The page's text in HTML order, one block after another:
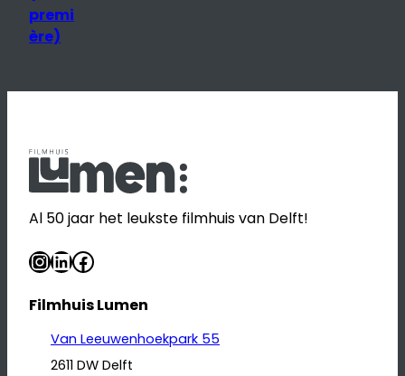
premi
ère)
Al 50 jaar het leukste filmhuis van Delft!
InstagramLinkedIn Facebook
Filmhuis Lumen
Van Leeuwenhoekpark 55
2611 DW Delft